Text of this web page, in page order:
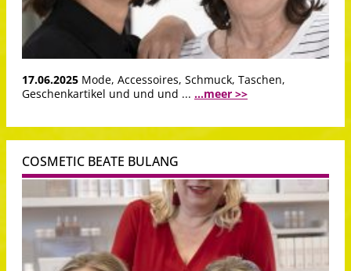
17.06.2025 Mode, Accessoires, Schmuck, Taschen,
Geschenkartikel und und und ... ...meer >>
COSMETIC BEATE BULANG